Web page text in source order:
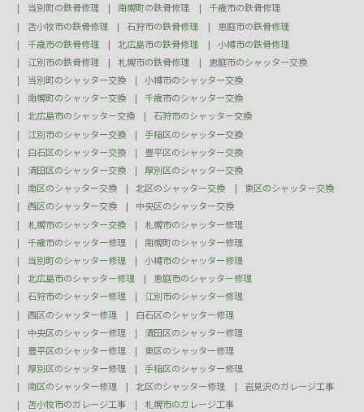
当別町の鉄骨修理
南幌町の鉄骨修理
千歳市の鉄骨修理
苫小牧市の鉄骨修理
石狩市の鉄骨修理
恵庭市の鉄骨修理
千歳市の鉄骨修理
北広島市の鉄骨修理
小樽市の鉄骨修理
江別市の鉄骨修理
札幌市の鉄骨修理
恵庭市のシャッター交換
当別町のシャッター交換
小樽市のシャッター交換
南幌町のシャッター交換
千歳市のシャッター交換
北広島市のシャッター交換
石狩市のシャッター交換
江別市のシャッター交換
手稲区のシャッター交換
白石区のシャッター交換
豊平区のシャッター交換
清田区のシャッター交換
厚別区のシャッター交換
南区のシャッター交換
北区のシャッター交換
東区のシャッター交換
西区のシャッター交換
中央区のシャッター交換
札幌市のシャッター交換
札幌市のシャッター修理
千歳市のシャッター修理
南幌町のシャッター修理
当別町のシャッター修理
小樽市のシャッター修理
北広島市のシャッター修理
恵庭市のシャッター修理
石狩市のシャッター修理
江別市のシャッター修理
西区のシャッター修理
白石区のシャッター修理
中央区のシャッター修理
清田区のシャッター修理
豊平区のシャッター修理
東区のシャッター修理
厚別区のシャッター修理
手稲区のシャッター修理
南区のシャッター修理
北区のシャッター修理
岩見沢のガレージ工事
苫小牧市のガレージ工事
札幌市のガレージ工事